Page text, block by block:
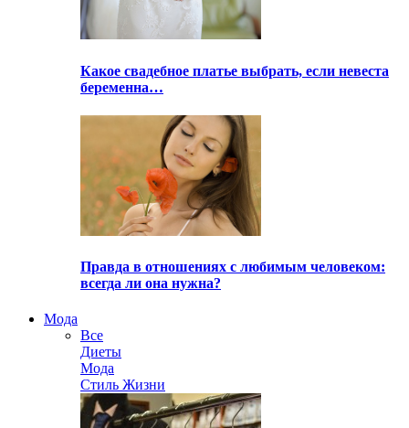
Какое свадебное платье выбрать, если невеста
беременна…
Правда в отношениях с любимым человеком:
всегда ли она нужна?
Мода
Все
Диеты
Мода
Стиль Жизни